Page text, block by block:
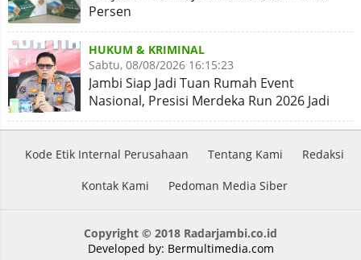
Persen
HUKUM & KRIMINAL
Sabtu, 08/08/2026 16:15:23
Jambi Siap Jadi Tuan Rumah Event
Nasional, Presisi Merdeka Run 2026 Jadi
Momentum Pembuktian
Kode Etik Internal Perusahaan Tentang Kami Redaksi
Kontak Kami Pedoman Media Siber
Copyright © 2018 Radarjambi.co.id
Developed by: Bermultimedia.com